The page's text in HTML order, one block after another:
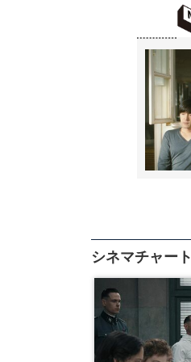
シネマチャート